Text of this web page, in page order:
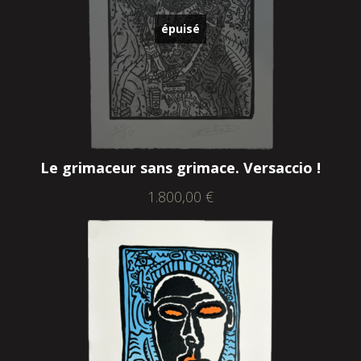
épuisé
Le grimaceur sans grimace. Versaccio !
1.800,00 €